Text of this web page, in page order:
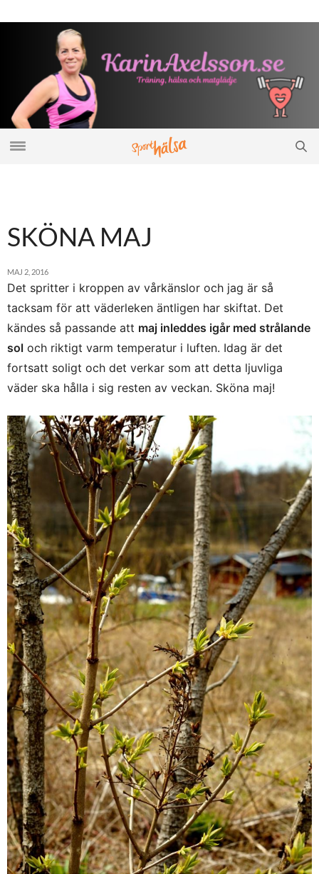
SKÖNA MAJ
MAJ 2, 2016
Det spritter i kroppen av vårkänslor och jag är så
tacksam för att väderleken äntligen har skiftat. Det
kändes så passande att maj inleddes igår med strålande
sol och riktigt varm temperatur i luften. Idag är det
fortsatt soligt och det verkar som att detta ljuvliga
väder ska hålla i sig resten av veckan. Sköna maj!